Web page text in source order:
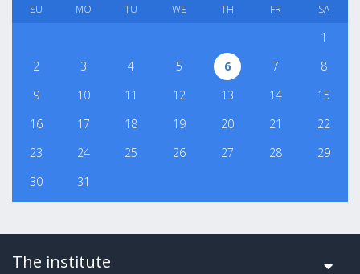
SU MO TU WE TH FR SA
1
2
3 4 5 6 7
8
9
10 11 12 13 14
15
16
17 18 19 20 21
22
23
24 25 26 27 28
29
30
31
The institute